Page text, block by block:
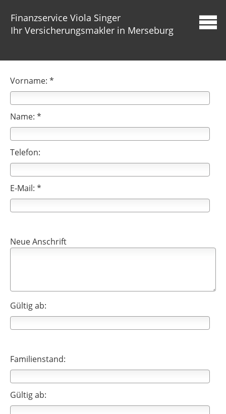
Finanzservice Viola Singer
Ihr Versicherungsmakler in Merseburg
Vorname: *
Name: *
Telefon:
E-Mail: *
Neue Anschrift
Gültig ab:
Familienstand:
Gültig ab: